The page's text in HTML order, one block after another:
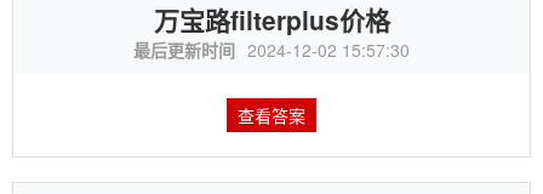
万宝路filterplus价格
最后更新时间 2024-12-02 15:57:30
查看答案